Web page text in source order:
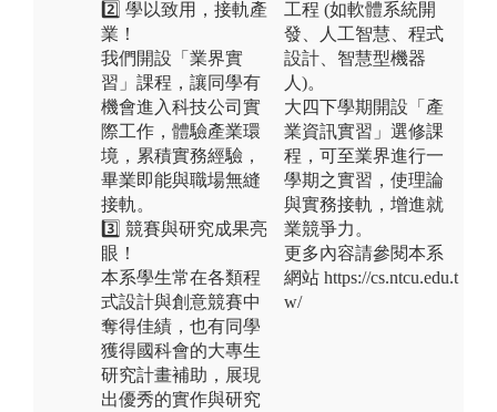
2️⃣ 學以致用，接軌產
業！
我們開設「業界實
習」課程，讓同學有
機會進入科技公司實
際工作，體驗產業環
境，累積實務經驗，
畢業即能與職場無縫
接軌。
3️⃣ 競賽與研究成果亮
眼！
本系學生常在各類程
式設計與創意競賽中
奪得佳績，也有同學
獲得國科會的大專生
研究計畫補助，展現
出優秀的實作與研究
工程 (如軟體系統開
發、人工智慧、程式
設計、智慧型機器
人)。
大四下學期開設「產
業資訊實習」選修課
程，可至業界進行一
學期之實習，使理論
與實務接軌，增進就
業競爭力。
更多內容請參閱本系
網站 https://cs.ntcu.edu.t
w/